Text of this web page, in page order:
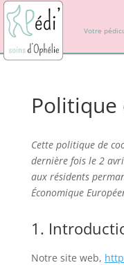
Votre
Politique
Cette politique de
dernière fois le 2
aux résidents
Économique
1.
Notre site web,